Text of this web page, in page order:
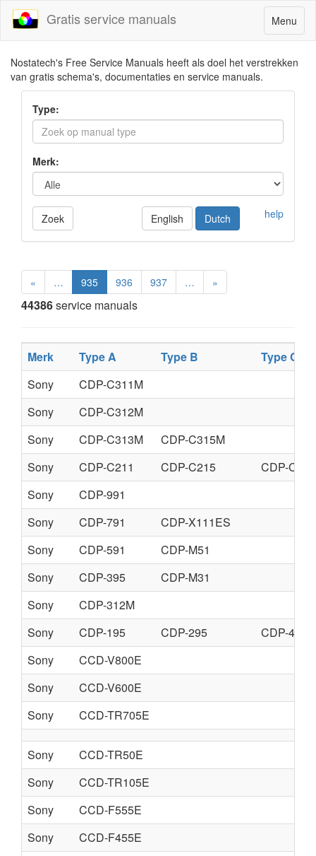
Toggle
navigation
Menu
Gratis service manuals
Nostatech's Free Service Manuals heeft als doel het verstrekken
van gratis schema's, documentaties en service manuals.
Type:
Merk:
Zoek help
English Dutch
« … 935 936 937 … »
44386service manuals
Merk Type A Type B
Type C
Sony
CDP-C311M
Sony
CDP-C312M
Sony
CDP-C313M
CDP-C315M
Sony
CDP-C211 CDP-C215
CDP-C315
Sony
CDP-991
Sony
CDP-791
CDP-X111ES
Sony
CDP-591
CDP-M51
Sony
CDP-395
CDP-M31
Sony
CDP-312M
Sony
CDP-195 CDP-295
CDP-491
Sony
CCD-V800E
Sony
CCD-V600E
Sony
CCD-TR705E
Sony
CCD-TR50E
Sony
CCD-TR105E
Sony
CCD-F555E
Sony
CCD-F455E